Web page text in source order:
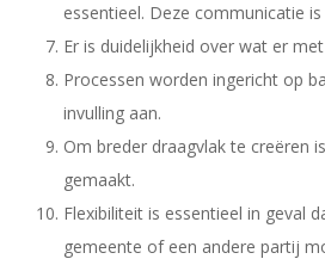
essentieel. Deze communicatie
Er is duidelijkheid over wat er
Processen worden ingericht op
invulling aan.
Om breder draagvlak te creëren
gemaakt.
Flexibiliteit is essentieel in geval
gemeente of een andere partij